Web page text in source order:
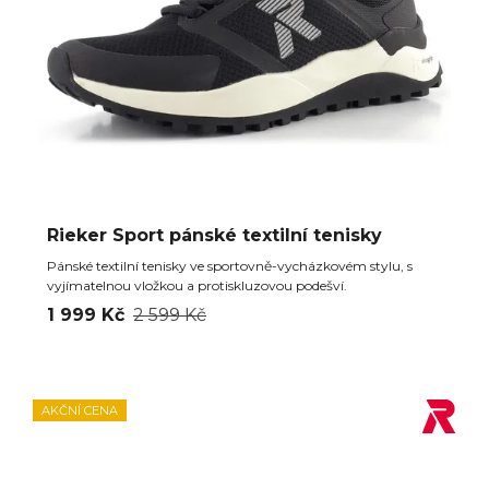
Rieker Sport pánské textilní tenisky
Pánské textilní tenisky ve sportovně-vycházkovém stylu, s
vyjímatelnou vložkou a protiskluzovou podešví.
1 999 Kč 2 599 Kč
AKČNÍ CENA